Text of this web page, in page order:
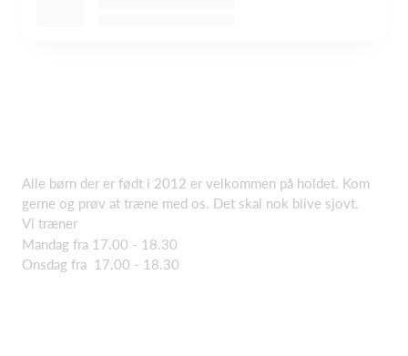
Alle børn der er født i 2012 er velkommen på holdet. Kom
gerne og prøv at træne med os. Det skal nok blive sjovt.
Vi træner
Mandag fra 17.00 - 18.30
Onsdag fra 17.00 - 18.30